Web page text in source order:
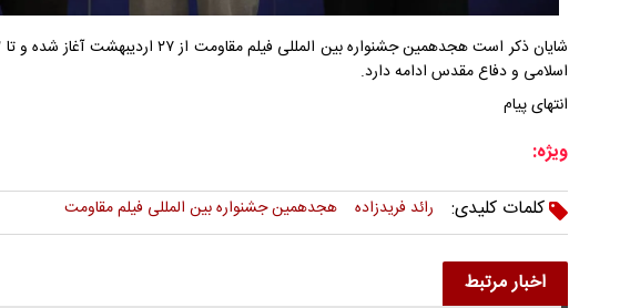
اسلامی و دفاع مقدس ادامه دارد.
انتهای پیام
ویژه:
کلمات کلیدی:
رائد فریدزاده هجدهمین جشنواره بین المللی فیلم مقاومت
اخبار مرتبط